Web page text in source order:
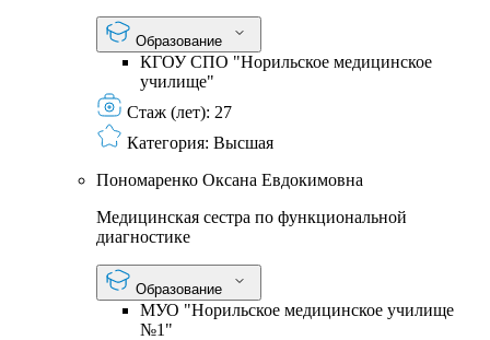
Образование
КГОУ СПО "Норильское медицинское
училище"
Стаж (лет): 27
Категория: Высшая
Пономаренко Оксана Евдокимовна
Медицинская сестра по функциональной
диагностике
Образование
МУО "Норильское медицинское училище
№1"